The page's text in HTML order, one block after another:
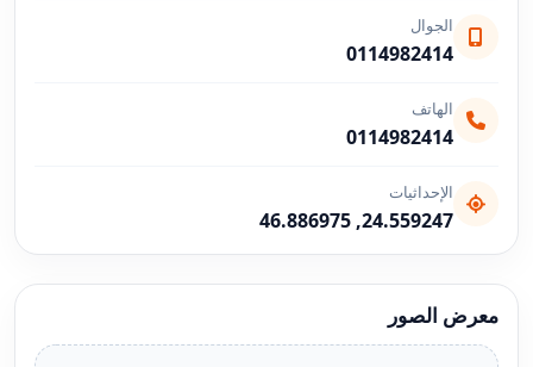
الجوال
0114982414
الهاتف
0114982414
الإحداثيات
24.559247, 46.886975
معرض الصور